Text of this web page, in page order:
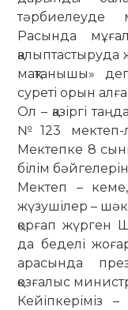
тәрбиелеуде
Расында
қалыптастыруда
мақтанышы»
суреті орын
Ол – қазіргі
№123 мектеп-
Мектепке 8
білім
Мектеп – кеме,
жүзушілер –
қорғап жүрген
да беделі
арасында
қозғалыс
Кейіпкеріміз